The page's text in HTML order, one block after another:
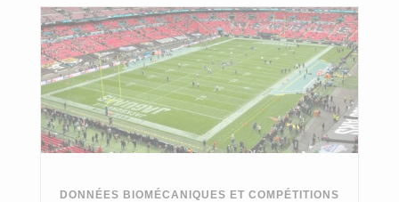
DONNÉES BIOMÉCANIQUES ET COMPÉTITIONS